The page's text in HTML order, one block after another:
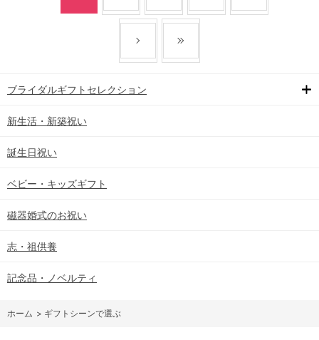
ブライダルギフトセレクション
新生活・新築祝い
誕生日祝い
ベビー・キッズギフト
磁器婚式のお祝い
志・祖供養
記念品・ノベルティ
ホーム > ギフトシーンで選ぶ